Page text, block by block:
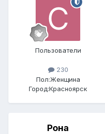
Пользователи
230
Пол:Женщина
Город:Красноярск
Рона